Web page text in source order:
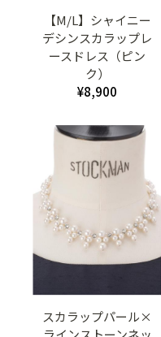
【M/L】シャイニー
デシンスカラップレ
ースドレス（ピン
ク）
¥8,900
スカラップパール×